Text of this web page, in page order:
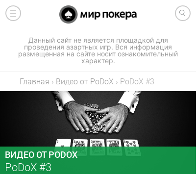
Данный сайт не является площадкой для
проведения азартных игр. Вся информация
размещенная на сайте носит ознакомительный
характер.
Главная › Видео от PoDoX › PoDoX #3
ВИДЕО ОТ PODOX
PoDoX #3